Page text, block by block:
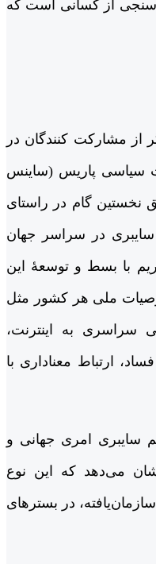
از کسانی است که
از مشارکت کنندگان در
سیاسی پاریس (ساینس
نخستین گام در راستای
سایبری در سراسر جهان
با بسط و توسعۀ این
ملی هر کشور مثل
به اینترنت،
ارتباط معناداری با
سایبری امری جهانی و
می‌دهد که این نوع
در بسترهای